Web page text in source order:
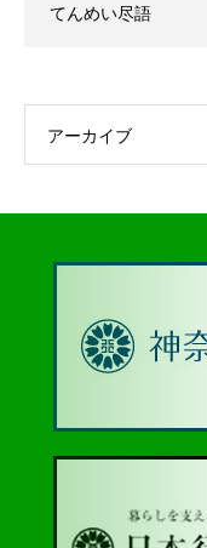
てんめい尽語
アーカイブ